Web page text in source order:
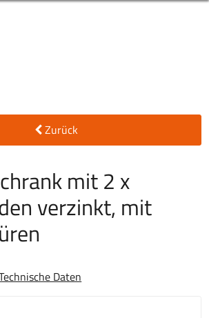
Zurück
mit 2 x
verzinkt, mit
Daten